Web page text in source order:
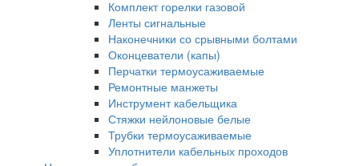
Комплект горелки газовой
Ленты сигнальные
Наконечники со срывными болтами
Оконцеватели (капы)
Перчатки термоусаживаемые
Ремонтные манжеты
Инструмент кабельщика
Стяжки нейлоновые белые
Трубки термоусаживаемые
Уплотнители кабельных проходов